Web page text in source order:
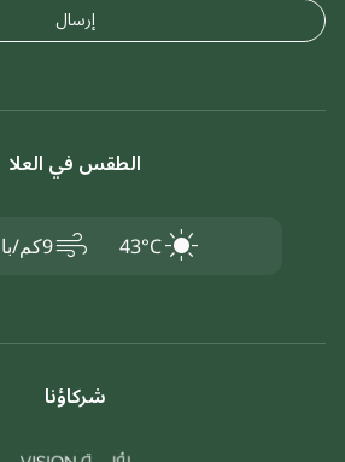
إرسال
الطقس في العلا
43°C
air9كم/بالساعة
شركاؤنا